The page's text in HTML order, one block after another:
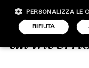
Paolo
RIFIUTA
PERSONALIZZA LE